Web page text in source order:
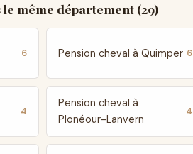
même département (29)
6 Pension cheval à Quimper 6
4
Pension cheval à
Plonéour-Lanvern
4